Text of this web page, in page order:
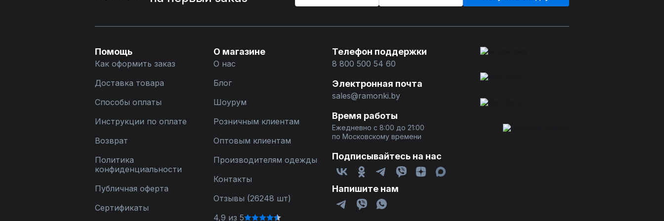
Помощь
Как оформить заказ
Доставка товара
Способы оплаты
Инструкции по оплате
Возврат
Политика
конфиденциальности
Публичная оферта
Сертификаты
О магазине
О нас
Блог
Шоурум
Розничным клиентам
Оптовым клиентам
Производителям одежды
Контакты
Отзывы (26248 шт)
4,9 из 5
Телефон поддержки
8 800 500 54 60
Электронная почта
sales@ramonki.by
Время работы
Ежедневно с 8:00 до 21:00
по Московскому времени
Подписывайтесь на нас
Напишите нам